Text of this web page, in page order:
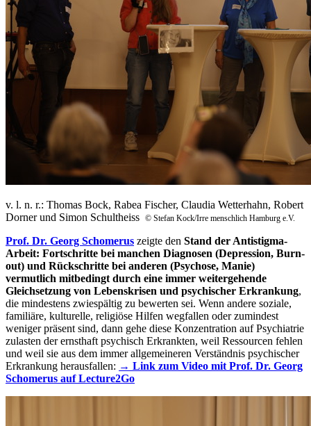
v. l. n. r.: Thomas Bock, Rabea Fischer, Claudia Wetterhahn, Robert
Dorner und Simon Schultheiss © Stefan Kock/Irre menschlich Hamburg e.V.
Prof. Dr. Georg Schomerus zeigte den Stand der Antistigma-
Arbeit: Fortschritte bei manchen Diagnosen (Depression, Burn-
out) und Rückschritte bei anderen (Psychose, Manie)
vermutlich mitbedingt durch eine immer weitergehende
Gleichsetzung von Lebenskrisen und psychischer Erkrankung,
die mindestens zwiespältig zu bewerten sei. Wenn andere soziale,
familiäre, kulturelle, religiöse Hilfen wegfallen oder zumindest
weniger präsent sind, dann gehe diese Konzentration auf Psychiatrie
zulasten der ernsthaft psychisch Erkrankten, weil Ressourcen fehlen
und weil sie aus dem immer allgemeineren Verständnis psychischer
Erkrankung herausfallen: → Link zum Video mit Prof. Dr. Georg
Schomerus auf Lecture2Go